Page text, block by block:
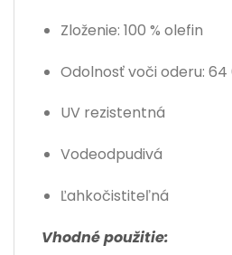
Zloženie: 100 % olefin
Odolnosť voči oderu:
UV rezistentná
Vodeodpudivá
Ľahkočistiteľná
Vhodné použitie: